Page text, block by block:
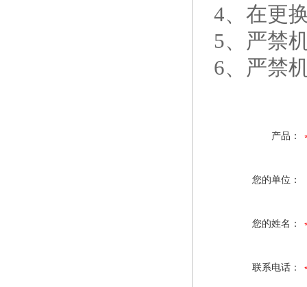
4、在更
5、严禁
6、严禁
产品：
您的单位：
您的姓名：
联系电话：